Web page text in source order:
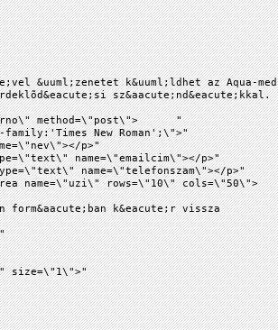
&uuml;zenetet k&uuml;ldhet az Aqua-med
sz&aacute;nd&eacute;kkal.
method=\"post\"> "
New Roman';\">"
p>"
name=\"emailcim\"></p>"
name=\"telefonszam\"></p>"
name=\"uzi\" rows=\"10\" cols=\"50\">
k&eacute;r vissza
size=\"1\">"